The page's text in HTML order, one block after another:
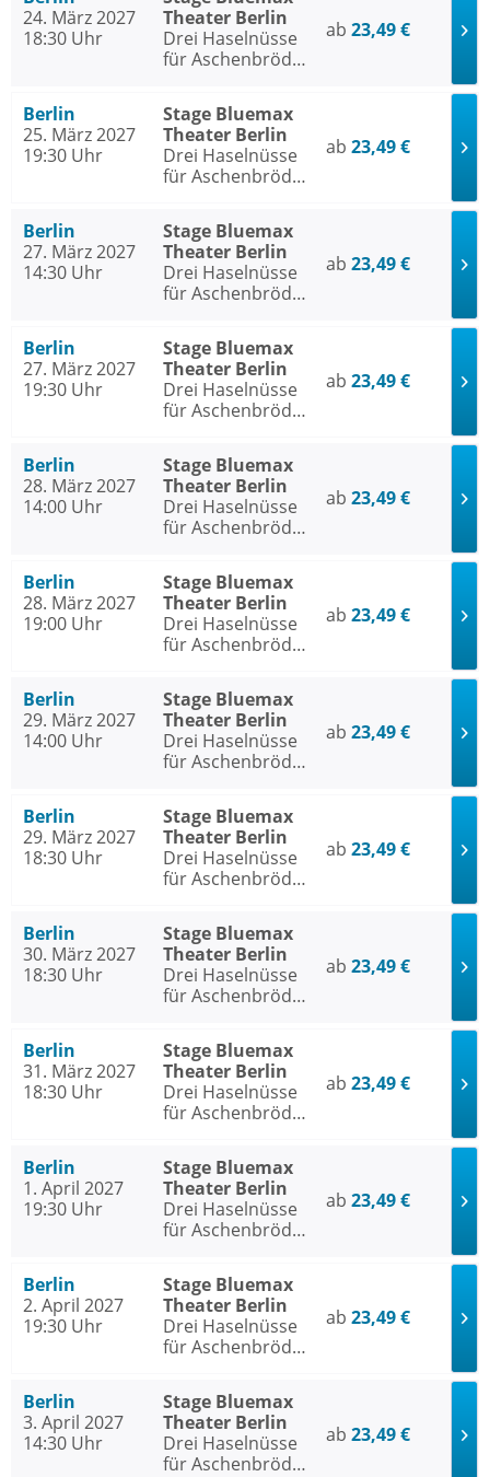
24. März 2027
18:30 Uhr
Theater Berlin
Drei Haselnüsse
für Aschenbrödel
ab 23,49 €
Berlin
25. März 2027
19:30 Uhr
Stage Bluemax
Theater Berlin
Drei Haselnüsse
für Aschenbrödel
ab 23,49 €
Berlin
27. März 2027
14:30 Uhr
Stage Bluemax
Theater Berlin
Drei Haselnüsse
für Aschenbrödel
ab 23,49 €
Berlin
27. März 2027
19:30 Uhr
Stage Bluemax
Theater Berlin
Drei Haselnüsse
für Aschenbrödel
ab 23,49 €
Berlin
28. März 2027
14:00 Uhr
Stage Bluemax
Theater Berlin
Drei Haselnüsse
für Aschenbrödel
ab 23,49 €
Berlin
28. März 2027
19:00 Uhr
Stage Bluemax
Theater Berlin
Drei Haselnüsse
für Aschenbrödel
ab 23,49 €
Berlin
29. März 2027
14:00 Uhr
Stage Bluemax
Theater Berlin
Drei Haselnüsse
für Aschenbrödel
ab 23,49 €
Berlin
29. März 2027
18:30 Uhr
Stage Bluemax
Theater Berlin
Drei Haselnüsse
für Aschenbrödel
ab 23,49 €
Berlin
30. März 2027
18:30 Uhr
Stage Bluemax
Theater Berlin
Drei Haselnüsse
für Aschenbrödel
ab 23,49 €
Berlin
31. März 2027
18:30 Uhr
Stage Bluemax
Theater Berlin
Drei Haselnüsse
für Aschenbrödel
ab 23,49 €
Berlin
1. April 2027
19:30 Uhr
Stage Bluemax
Theater Berlin
Drei Haselnüsse
für Aschenbrödel
ab 23,49 €
Berlin
2. April 2027
19:30 Uhr
Stage Bluemax
Theater Berlin
Drei Haselnüsse
für Aschenbrödel
ab 23,49 €
Berlin
3. April 2027
14:30 Uhr
Stage Bluemax
Theater Berlin
Drei Haselnüsse
für Aschenbrödel
ab 23,49 €